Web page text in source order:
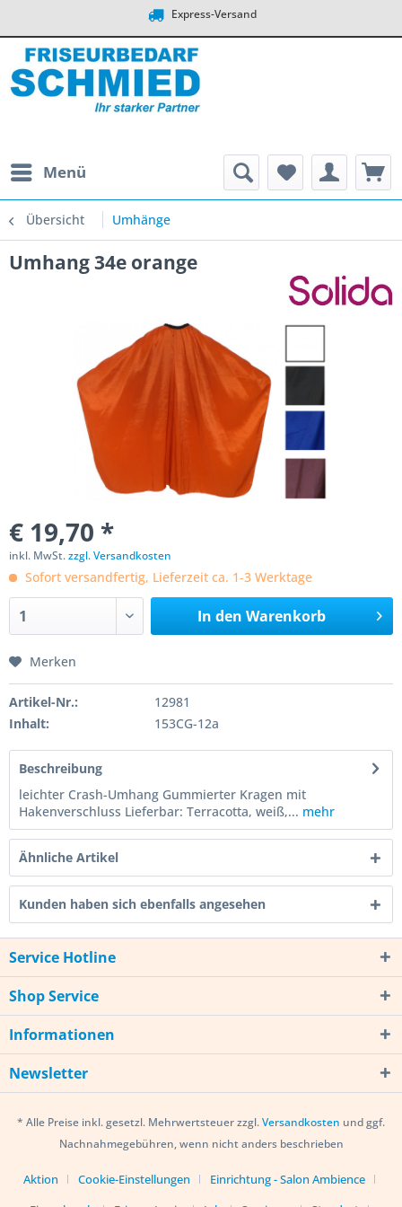
Express-Versand
Menü
Übersicht Umhänge
Umhang 34e orange
€ 19,70 *
inkl. MwSt.zzgl. Versandkosten
Sofort versandfertig, Lieferzeit ca. 1-3 Werktage
In den Warenkorb
Merken
Artikel-Nr.:
12981
Inhalt:
153CG-12a
Beschreibung
leichter Crash-Umhang Gummierter Kragen mit
Hakenverschluss Lieferbar: Terracotta, weiß,... mehr
Ähnliche Artikel
Kunden haben sich ebenfalls angesehen
Service Hotline
Shop Service
Informationen
Newsletter
* Alle Preise inkl. gesetzl. Mehrwertsteuer zzgl.Versandkosten und ggf.
Nachnahmegebühren, wenn nicht anders beschrieben
Aktion Cookie-Einstellungen
Einrichtung - Salon Ambience